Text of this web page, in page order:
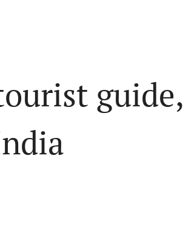
guide,